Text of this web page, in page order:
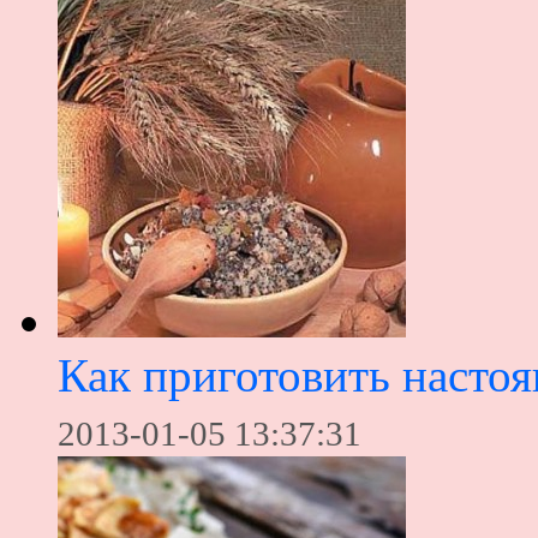
Как приготовить
2013-01-05 13:37:31